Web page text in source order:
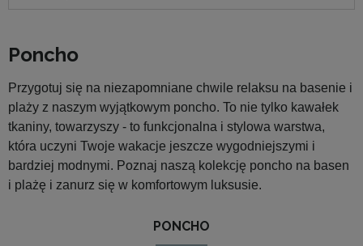
Poncho
Przygotuj się na niezapomniane chwile relaksu na basenie i
plaży z naszym wyjątkowym poncho. To nie tylko kawałek
tkaniny, towarzyszy - to funkcjonalna i stylowa warstwa,
która uczyni Twoje wakacje jeszcze wygodniejszymi i
bardziej modnymi. Poznaj naszą kolekcję poncho na basen
i plażę i zanurz się w komfortowym luksusie.
PONCHO